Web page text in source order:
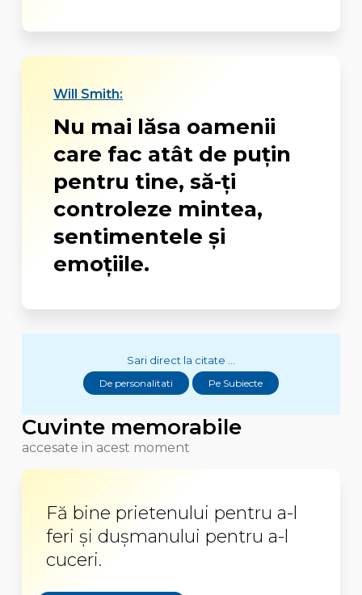
Will Smith:
Nu mai lăsa oamenii
care fac atât de puţin
pentru tine, să-ţi
controleze mintea,
sentimentele şi
emoţiile.
Sari direct la citate ...
De personalitati Pe Subiecte
Cuvinte memorabile
accesate in acest moment
Fă bine prietenului pentru a-l
feri și dușmanului pentru a-l
cuceri.